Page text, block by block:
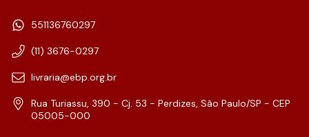
551136760297
(11) 3676-0297
livraria@ebp.org.br
Rua Turiassu, 390 - Cj. 53 - Perdizes, São Paulo/SP - CEP
05005-000